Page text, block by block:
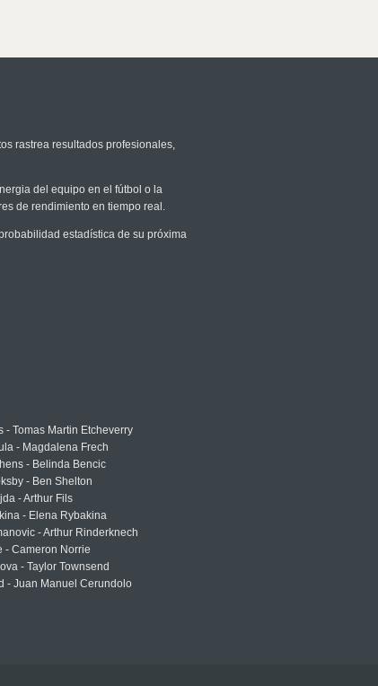
rastrea resultados profesionales,
del equipo en el fútbol o la
de rendimiento en tiempo real.
estadística de su próxima
- Tomas Martin Etcheverry
- Magdalena Frech
- Belinda Bencic
- Ben Shelton
- Arthur Fils
- Elena Rybakina
- Arthur Rinderknech
- Cameron Norrie
- Taylor Townsend
- Juan Manuel Cerundolo